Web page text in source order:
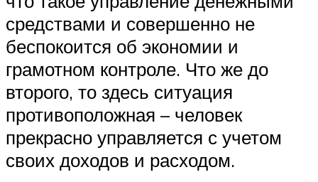
средствами и совершенно не
беспокоится об экономии и
грамотном контроле. Что же до
второго, то здесь ситуация
противоположная – человек
прекрасно управляется с учетом
своих доходов и расходом.